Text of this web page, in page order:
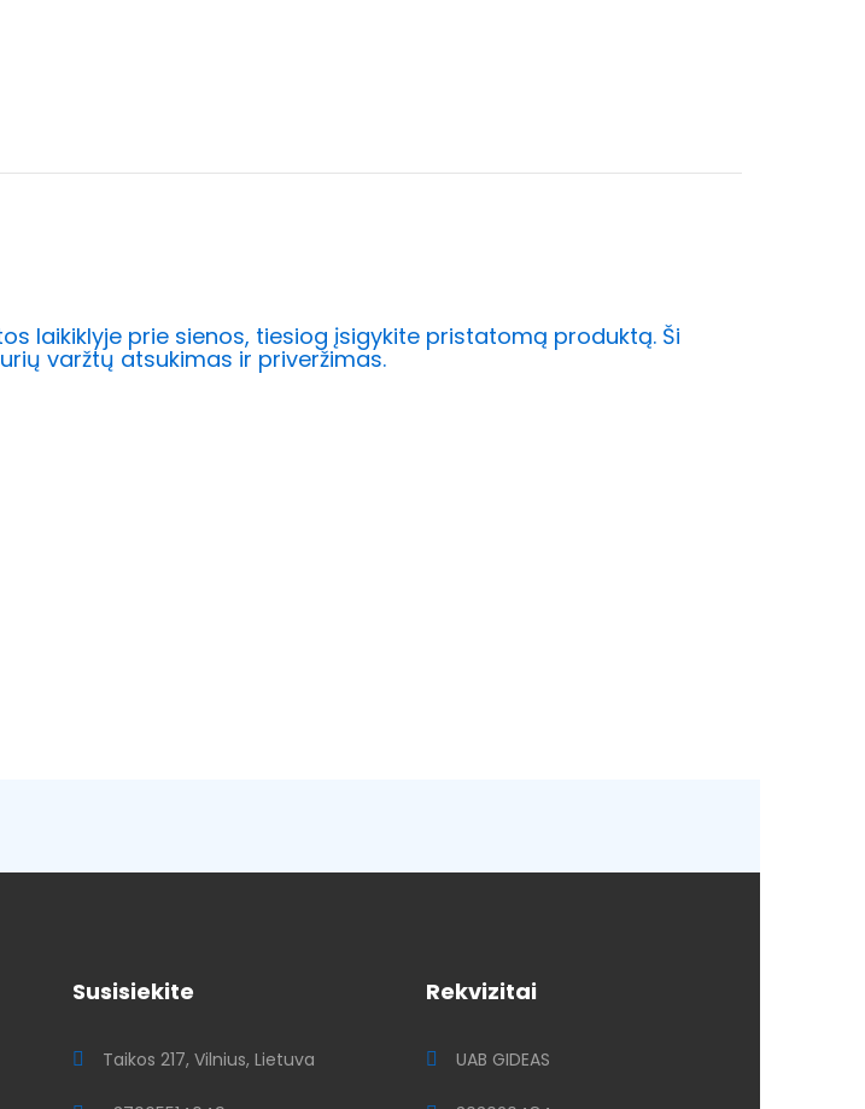
laikiklyje prie sienos, tiesiog įsigykite pristatomą produktą. Ši
varžtų atsukimas ir priveržimas.
Susisiekite
Taikos 217, Vilnius, Lietuva
Rekvizitai
UAB GIDEAS